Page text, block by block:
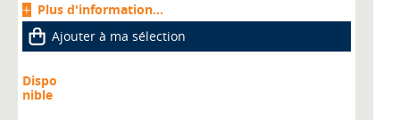
Plus d'information...
Ajouter à ma sélection
Dispo
nible